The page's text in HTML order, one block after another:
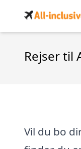
Rejser til
Vil du bo